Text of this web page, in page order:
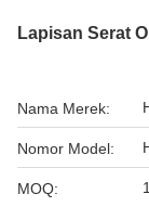
Lapisan Serat
Nama Merek:
Nomor Model:
MOQ: